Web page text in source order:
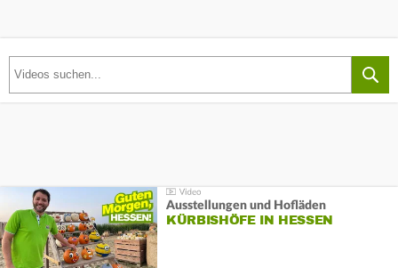
Ausstellungen und Hofläden
KÜRBISHÖFE IN HESSEN